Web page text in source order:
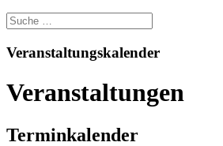
Veranstaltungskalender
Veranstaltungen
Terminkalender